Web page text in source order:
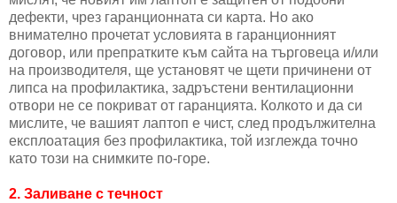
дефекти, чрез гаранционната си карта. Но ако
внимателно прочетат условията в гаранционният
договор, или препратките към сайта на търговеца и/или
на производителя, ще установят че щети причинени от
липса на профилактика, задръстени вентилационни
отвори не се покриват от гаранцията. Колкото и да си
мислите, че вашият лаптоп е чист, след продължителна
експлоатация без профилактика, той изглежда точно
като този на снимките по-горе.
2. Заливане с течност